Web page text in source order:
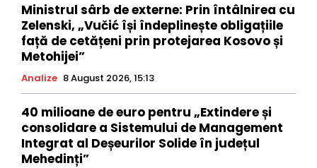
Ministrul sârb de externe: Prin întâlnirea cu
Zelenski, „Vučić își îndeplinește obligațiile
față de cetățeni prin protejarea Kosovo și
Metohijei”
Analize 8 August 2026, 15:13
40 milioane de euro pentru „Extindere și
consolidare a Sistemului de Management
Integrat al Deșeurilor Solide în județul
Mehedinți”